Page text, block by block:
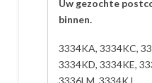
Uw gezochte
binnen.
3334KA, 3334KC,
3334KD, 3334KE,